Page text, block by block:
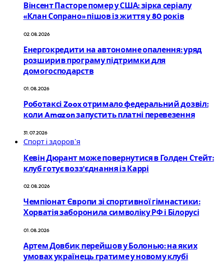
Вінсент Пасторе помер у США: зірка серіалу
«Клан Сопрано» пішов із життя у 80 років
02.08.2026
Енергокредити на автономне опалення: уряд
розширив програму підтримки для
домогосподарств
01.08.2026
Роботаксі Zoox отримало федеральний дозвіл:
коли Amazon запустить платні перевезення
31.07.2026
Спорт і здоров`я
Кевін Дюрант може повернутися в Голден Стейт:
клуб готує возз’єднання із Каррі
02.08.2026
Чемпіонат Європи зі спортивної гімнастики:
Хорватія заборонила символіку РФ і Білорусі
01.08.2026
Артем Довбик перейшов у Болонью: на яких
умовах українець гратиме у новому клубі